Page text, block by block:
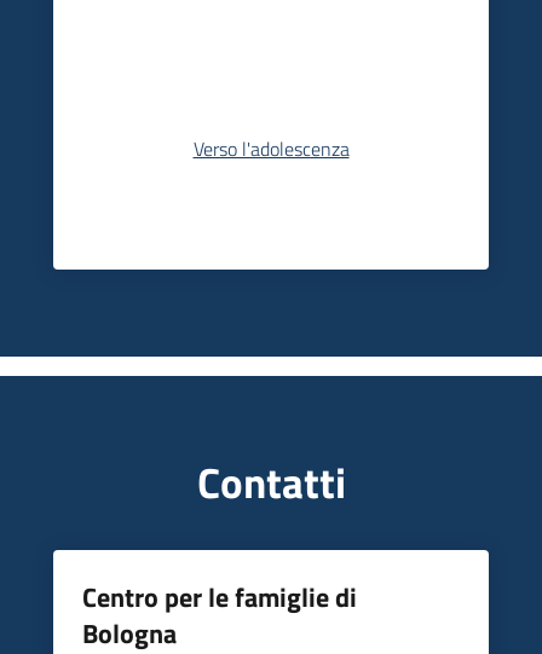
Verso l'adolescenza
Contatti
Centro per le famiglie di
Bologna